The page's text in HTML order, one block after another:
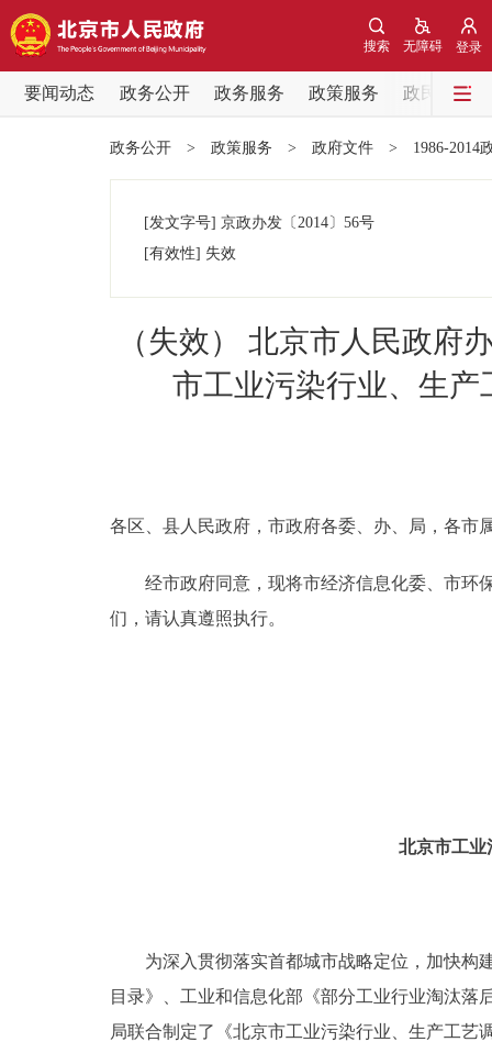
登录
无障碍
搜索
要闻动态 政务公开 政务服务 政策服务
政民互动
党中央精神
政务公开
政务服务
参与调查
走进北京
政务公开 > 政策服务 > 政府文件 > 1986-2014
[发文字号] 京政办发 〔2014〕 56号
[有效性] 失效
（失效） 北京市人民政府
市工业污染行业、生产
各区、县人民政府，市政府各委、办、局，各市
经市政府同意，现将市经济信息化委、市环保
们，请认真遵照执行。
北京市工业
为深入贯彻落实首都城市战略定位，加快构建
目录》、工业和信息化部《部分工业行业淘汰
局联合制定了《北京市工业污染行业、生产工艺